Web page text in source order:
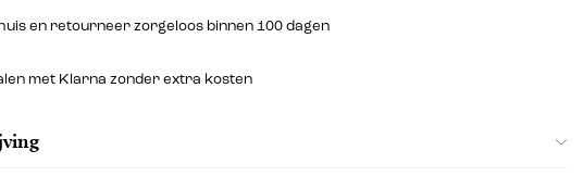
en retourneer zorgeloos binnen 100 dagen
met Klarna zonder extra kosten